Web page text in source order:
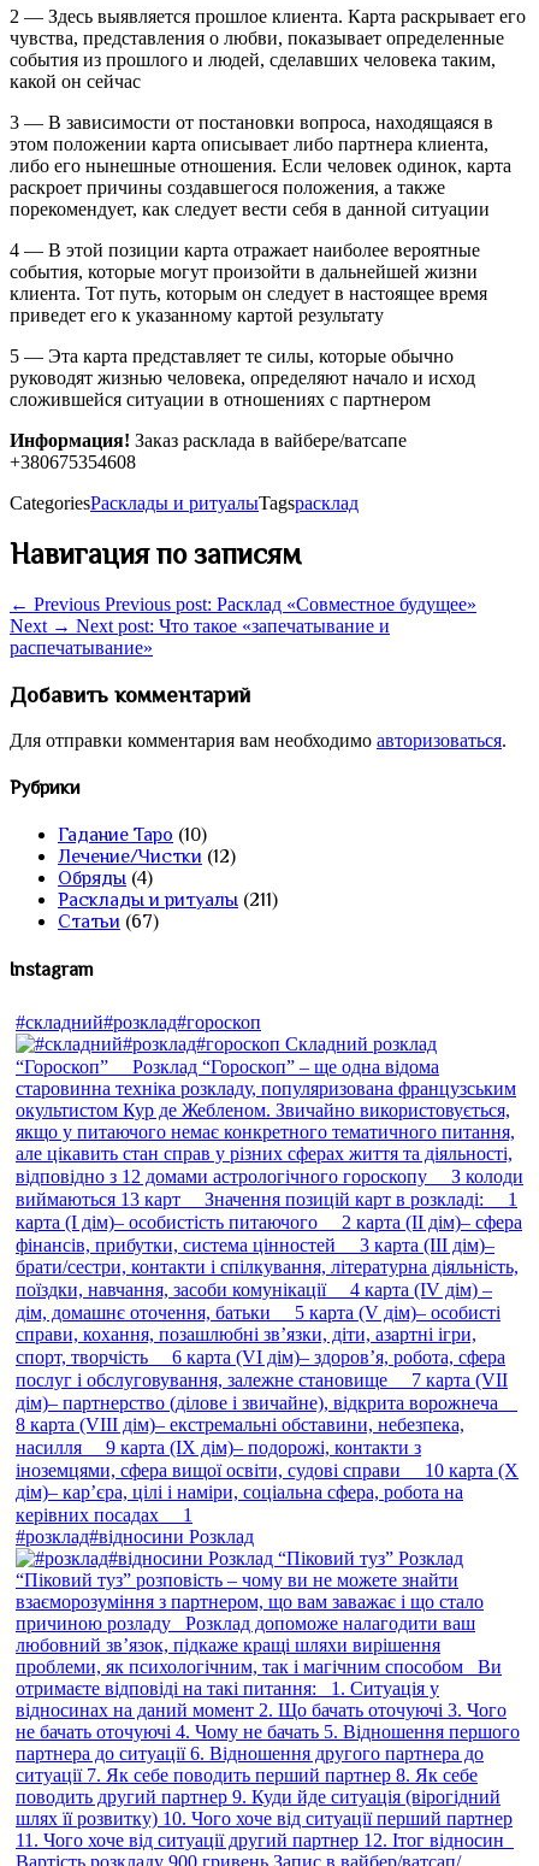
2 — Здесь выявляется прошлое клиента. Карта раскрывает его
чувства, представления о любви, показывает определенные
события из прошлого и людей, сделавших человека таким,
какой он сейчас
3 — В зависимости от постановки вопроса, находящаяся в
этом положении карта описывает либо партнера клиента,
либо его нынешные отношения. Если человек одинок, карта
раскроет причины создавшегося положения, а также
порекомендует, как следует вести себя в данной ситуации
4 — В этой позиции карта отражает наиболее вероятные
события, которые могут произойти в дальнейшей жизни
клиента. Тот путь, которым он следует в настоящее время
приведет его к указанному картой результату
5 — Эта карта представляет те силы, которые обычно
руководят жизнью человека, определяют начало и исход
сложившейся ситуации в отношениях с партнером
Информация! Заказ расклада в вайбере/ватсапе
+380675354608
CategoriesРасклады и ритуалыTagsрасклад
Навигация по записям
← Previous Previous post: Расклад «Совместное будущее»
Next → Next post: Что такое «запечатывание и
распечатывание»
Добавить комментарий
Для отправки комментария вам необходимо авторизоваться.
Рубрики
Гадание Таро (10)
Лечение/Чистки (12)
Обряды (4)
Расклады и ритуалы (211)
Статьи (67)
Instagram
#складний#розклад#гороскоп
#розклад#відносини Розклад